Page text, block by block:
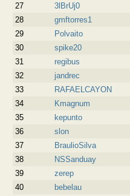
27
3lBrUj0
28
gmftorres1
29
Polvaito
30
spike20
31
regibus
32
jandrec
33
RAFAELCAYON
34
Kmagnum
35
kepunto
36
slon
37
BraulioSilva
38
NSSanduay
39
zerep
40
bebelau